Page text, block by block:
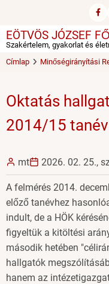
tartalomra
EÖTVÖS JÓZSEF
Szakértelem, gyakorlat és
Címlap
Minőségirányítási
Oktatás
2014/15
mt 2026. 02. 25.,
A felmérés 2014.
előző tanévhez
indult, de a HÖK
figyeltük a kitöltési
második hetében
hallgatók
hanem az